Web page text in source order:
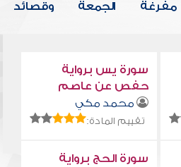
مفرغة
الجمعة
وقصائد
سورة يس برواية
حفص عن عاصم
محمد مكي
تقييم المادة:
سورة الحج برواية